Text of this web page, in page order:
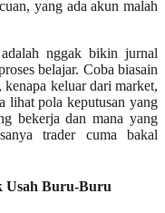
yang ada akun malah
nggak bikin jurnal
belajar. Coba biasain
kenapa keluar dari market,
lihat pola keputusan yang
bekerja dan mana yang
trader cuma bakal
Usah Buru-Buru